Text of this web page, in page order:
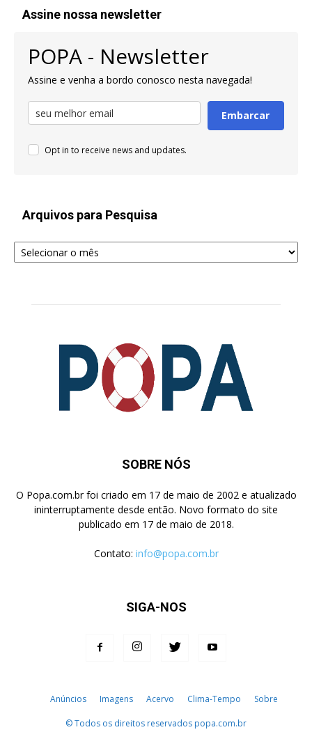
Assine nossa newsletter
POPA - Newsletter
Assine e venha a bordo conosco nesta navegada!
Embarcar
Opt in to receive news and updates.
Arquivos para Pesquisa
Arquivos
para
SOBRE NÓS
O Popa.com.br foi criado em 17 de maio de 2002 e atualizado
ininterruptamente desde então. Novo formato do site
publicado em 17 de maio de 2018.
Contato: info@popa.com.br
SIGA-NOS
Anúncios Imagens Acervo Clima-Tempo Sobre
© Todos os direitos reservados popa.com.br